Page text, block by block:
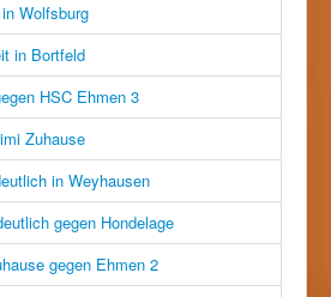
Wolfsburg
in Bortfeld
HSC Ehmen 3
Zuhause
in Weyhausen
gegen Hondelage
gegen Ehmen 2